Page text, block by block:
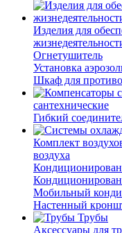
Изделия для
Огнетушитель
Установка
Шкаф для
сантехнические
Гибкий
Комплект
воздуха
Мобильный
Настенный
Трубы
Аксессуары для